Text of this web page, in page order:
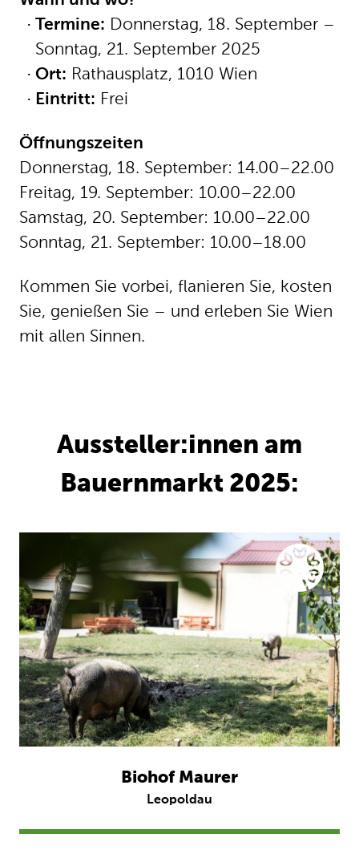
Öffnungszeiten
Donnerstag, 18. September: 14.00–22.00
Freitag, 19. September: 10.00–22.00
Samstag, 20. September: 10.00–22.00
Sonntag, 21. September: 10.00–18.00
Kommen Sie vorbei, flanieren Sie, kosten
Sie, genießen Sie – und erleben Sie Wien
mit allen Sinnen.
Aussteller:innen am
Bauernmarkt 2025:
Biohof Maurer
Leopoldau